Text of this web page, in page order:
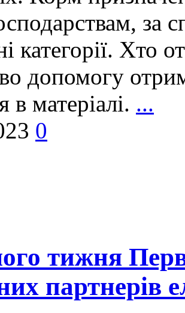
за
категорії. Хто
допомогу
в матеріалі. ...
0
тижня
партнерів